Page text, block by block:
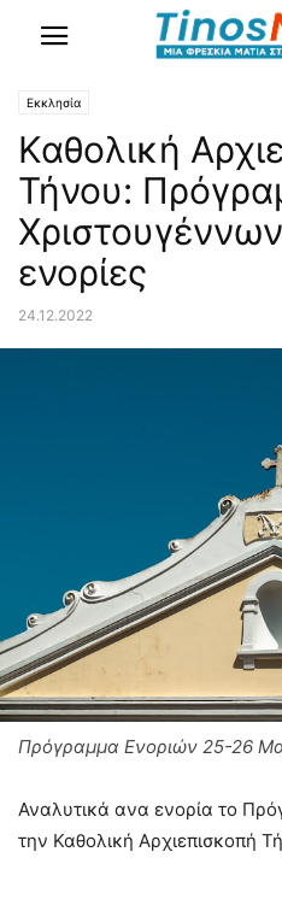
Εκκλησία
Καθολική
Τήνου:
Χριστουγέννων
ενορίες
24.12.2022
Πρόγραμμα Ενοριών 25-26
Αναλυτικά ανα ενορία το
την Καθολική Αρχιεπισκοπή